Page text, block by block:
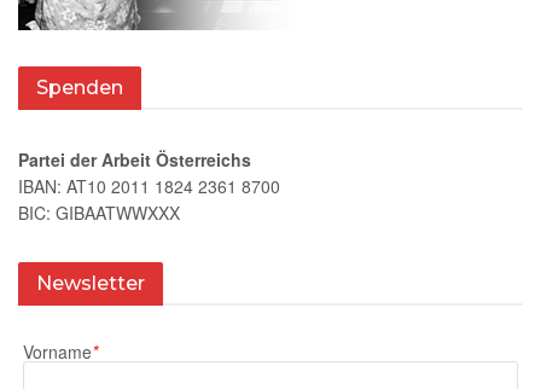
Spenden
Partei der Arbeit Österreichs
IBAN: AT10 2011 1824 2361 8700
BIC: GIBAATWWXXX
Newsletter
Vorname*